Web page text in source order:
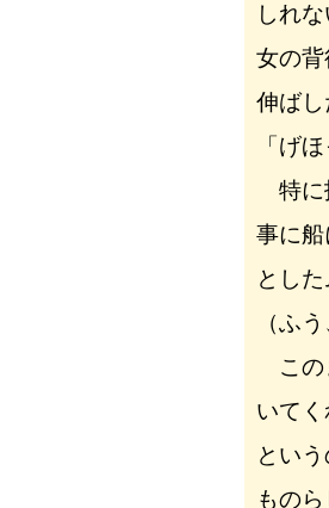
しれ
女の
伸ばし
「げ
特に
事に
とした
（ふ
この
いて
とい
もの